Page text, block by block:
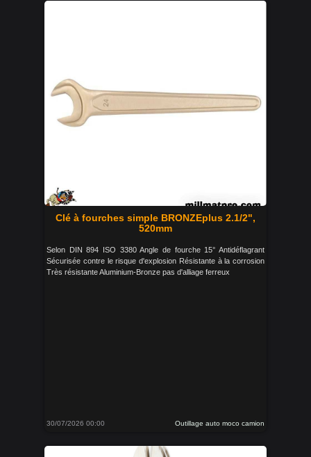
Clé à fourches simple BRONZEplus 2.1/2",
520mm
Selon DIN 894 ISO 3380 Angle de fourche 15° Antidéflagrant
Sécurisée contre le risque d'explosion Résistante à la corrosion
Très résistante Aluminium-Bronze pas d'alliage ferreux
30/07/2026 00:00 Outillage auto moco camion